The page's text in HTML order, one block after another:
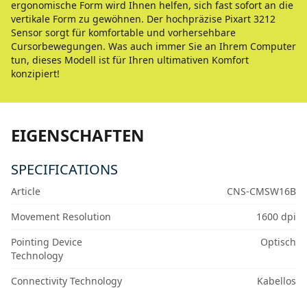
ergonomische Form wird Ihnen helfen, sich fast sofort an die
vertikale Form zu gewöhnen. Der hochpräzise Pixart 3212
Sensor sorgt für komfortable und vorhersehbare
Cursorbewegungen. Was auch immer Sie an Ihrem Computer
tun, dieses Modell ist für Ihren ultimativen Komfort
konzipiert!
EIGENSCHAFTEN
SPECIFICATIONS
Article
CNS-CMSW16B
Movement Resolution
1600 dpi
Pointing Device
Technology
Optisch
Connectivity Technology
Kabellos